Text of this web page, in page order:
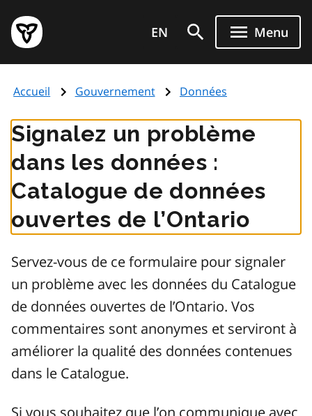
au
contenu
principal
Page
d'accueil
de
EN Menu
Accueil Gouvernement Données
Signalez un problème
dans les données :
Catalogue de données
ouvertes de l’Ontario
Servez-vous de ce formulaire pour signaler
un problème avec les données du Catalogue
de données ouvertes de l’Ontario. Vos
commentaires sont anonymes et serviront à
améliorer la qualité des données contenues
dans le Catalogue.